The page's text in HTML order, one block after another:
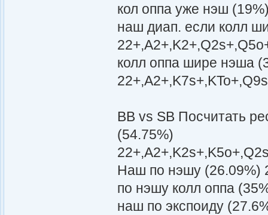
кол оппа уже нэш
наш диап. если колл
колл оппа шире нэша
BB vs SB Посчитать
(54.75%)
Наш по нэшу (26.09%)
по нэшу колл оппа
наш по экспоиду